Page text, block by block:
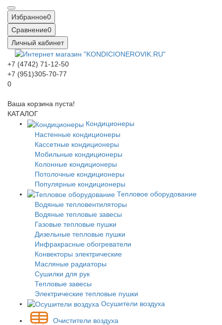
Избранное0
Сравнение0
Личный кабинет
+7 (4742) 71-12-50
+7 (951)305-70-77
0
Ваша корзина пуста!
КАТАЛОГ
Кондиционеры
Настенные кондиционеры
Кассетные кондиционеры
Мобильные кондиционеры
Колонные кондиционеры
Потолочные кондиционеры
Популярные кондиционеры
Тепловое оборудование
Водяные тепловентиляторы
Водяные тепловые завесы
Газовые тепловые пушки
Дизельные тепловые пушки
Инфракрасные обогреватели
Конвекторы электрические
Масляные радиаторы
Сушилки для рук
Тепловые завесы
Электрические тепловые пушки
Осушители воздуха
Очистители воздуха